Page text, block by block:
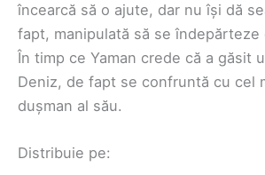
încearcă să o ajute, dar nu își dă
fapt, manipulată să se îndepărteze
În timp ce Yaman crede că a găsit
Deniz, de fapt se confruntă cu cel
dușman al său.
Distribuie pe: